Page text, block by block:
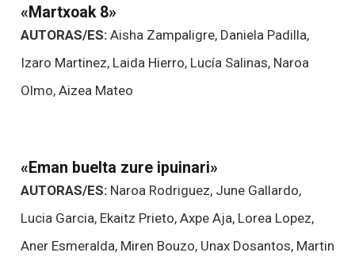
«Martxoak 8»
AUTORAS/ES:Aisha Zampaligre, Daniela Padilla,
Izaro Martinez, Laida Hierro, Lucía Salinas, Naroa
Olmo, Aizea Mateo
«Eman buelta zure ipuinari»
AUTORAS/ES:Naroa Rodriguez, June Gallardo,
Lucia Garcia, Ekaitz Prieto, Axpe Aja, Lorea Lopez,
Aner Esmeralda, Miren Bouzo, Unax Dosantos, Martin